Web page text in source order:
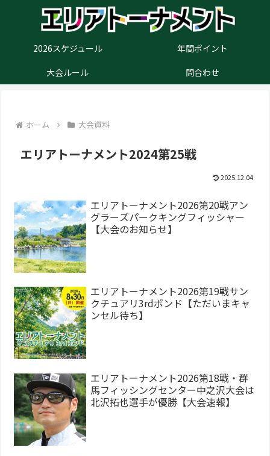
2026スケジュール
年間ポイント
大会ルール
問合わせ
ホーム 大会資料
エリアトーナメント2024第25戦
2025.12.04
エリアトーナメント2026第20戦アン
グラーズパークキングフィッシャー
【大会のお知らせ】
エリアトーナメント2026第19戦サン
クチュアリ3rdポンド【ただいまキャ
ンセル待ち】
エリアトーナメント2026第18戦・群
馬フィッシングセンター中之沢大会は
北沢拓也選手が優勝【大会速報】